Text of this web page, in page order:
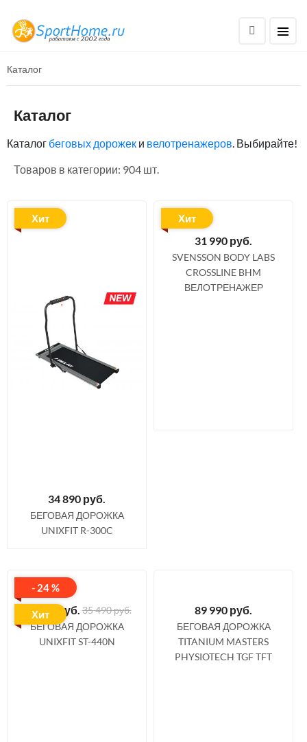
Каталог
Каталог
Каталог беговых дорожек и велотренажеров. Выбирайте!
Товаров в категории: 904 шт.
Хит
34 890 руб.
БЕГОВАЯ ДОРОЖКА
UNIXFIT R-300C
Хит
31 990 руб.
SVENSSON BODY LABS
CROSSLINE BHM
ВЕЛОТРЕНАЖЕР
- 24 %
Хит
26 890 руб. 35 490 руб.
БЕГОВАЯ ДОРОЖКА
UNIXFIT ST-440N
89 990 руб.
БЕГОВАЯ ДОРОЖКА
TITANIUM MASTERS
PHYSIOTECH TGF TFT